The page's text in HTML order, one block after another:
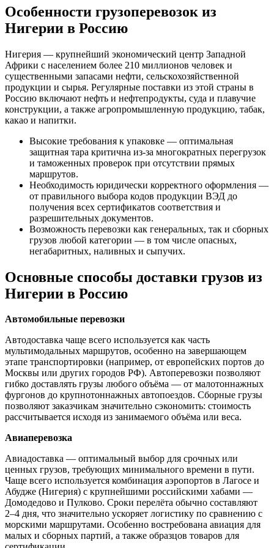
Особенности грузоперевозок из
Нигерии в Россию
Нигерия — крупнейший экономический центр Западной
Африки с населением более 210 миллионов человек и
существенными запасами нефти, сельскохозяйственной
продукции и сырья. Регулярные поставки из этой страны в
Россию включают нефть и нефтепродукты, суда и плавучие
конструкции, а также агропромышленную продукцию, табак,
какао и напитки.
Высокие требования к упаковке — оптимальная
защитная тара критична из-за многократных перегрузок
и таможенных проверок при отсутствии прямых
маршрутов.
Необходимость юридически корректного оформления —
от правильного выбора кодов продукции ВЭД до
получения всех сертификатов соответствия и
разрешительных документов.
Возможность перевозки как генеральных, так и сборных
грузов любой категории — в том числе опасных,
негабаритных, наливных и сыпучих.
Основные способы доставки грузов из
Нигерии в Россию
Автомобильные перевозки
Автодоставка чаще всего используется как часть
мультимодальных маршрутов, особенно на завершающем
этапе транспортировки (например, от европейских портов до
Москвы или других городов РФ). Автоперевозки позволяют
гибко доставлять грузы любого объёма — от малотоннажных
фургонов до крупнотоннажных автопоездов. Сборные грузы
позволяют заказчикам значительно сэкономить: стоимость
рассчитывается исходя из занимаемого объёма или веса.
Авиаперевозка
Авиадоставка — оптимальный выбор для срочных или
ценных грузов, требующих минимального времени в пути.
Чаще всего используется комбинация аэропортов в Лагосе и
Абудже (Нигерия) с крупнейшими российскими хабами —
Домодедово и Пулково. Сроки перелёта обычно составляют
2–4 дня, что значительно ускоряет логистику по сравнению с
морскими маршрутами. Особенно востребована авиация для
малых и сборных партий, а также образцов товаров для